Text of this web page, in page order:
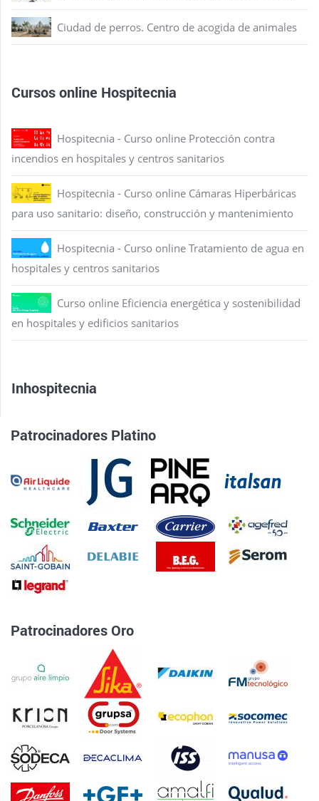
Ciudad de perros. Centro de acogida de animales
Cursos online Hospitecnia
Hospitecnia - Curso online Protección contra
incendios en hospitales y centros sanitarios
Hospitecnia - Curso online Cámaras Hiperbáricas
para uso sanitario: diseño, construcción y mantenimiento
Hospitecnia - Curso online Tratamiento de agua en
hospitales y centros sanitarios
Curso online Eficiencia energética y sostenibilidad
en hospitales y edificios sanitarios
Inhospitecnia
Patrocinadores Platino
Patrocinadores Oro